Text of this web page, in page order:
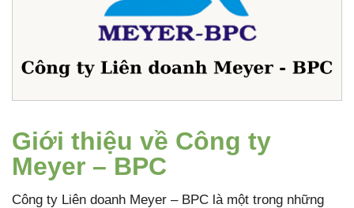
Giới thiệu về Công ty
Meyer – BPC
Công ty Liên doanh Meyer – BPC là một trong những